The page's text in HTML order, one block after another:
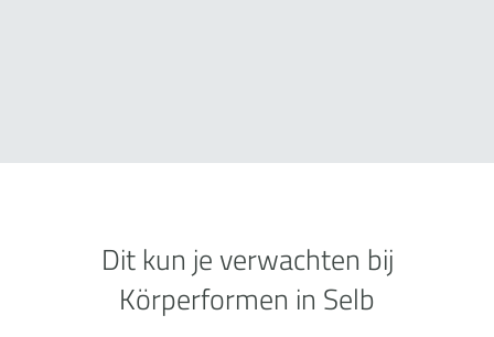
Dit kun je verwachten bij
Körperformen in Selb